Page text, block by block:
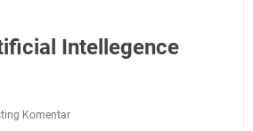
Intellegence
Komentar